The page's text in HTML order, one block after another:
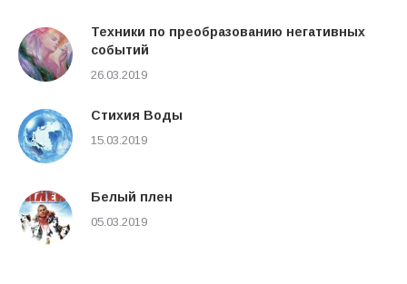
Техники по преобразованию негативных
событий
26.03.2019
Стихия Воды
15.03.2019
Белый плен
05.03.2019